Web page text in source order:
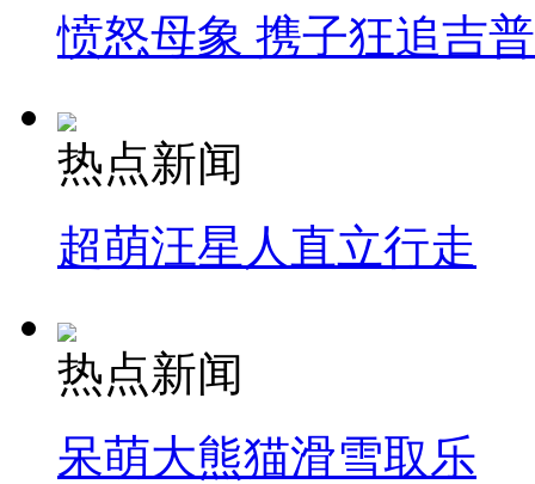
愤怒母象 携子狂追吉
热点新闻
超萌汪星人直立行走
热点新闻
呆萌大熊猫滑雪取乐